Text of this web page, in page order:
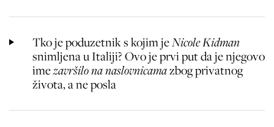
Tko je poduzetnik s kojim jeNicole Kidman
snimljena u Italiji? Ovo je prvi put da je njegovo
imezavršilo na naslovnicamazbog privatnog
života, a ne posla